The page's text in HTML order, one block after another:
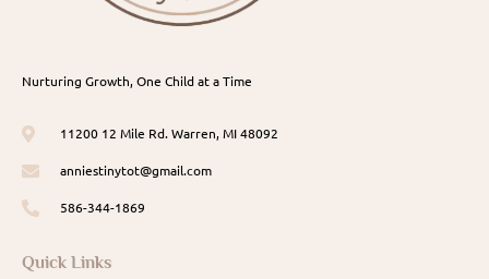
Nurturing Growth, One Child at a Time
11200 12 Mile Rd. Warren, MI 48092
anniestinytot@gmail.com
586-344-1869
Quick Links